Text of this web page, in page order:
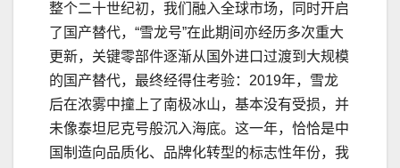
整个二十世纪初，我们融入全球市场，同时开启
了国产替代，“雪龙号”在此期间亦经历多次重大
更新，关键零部件逐渐从国外进口过渡到大规模
的国产替代，最终经得住考验：2019年，雪龙
后在浓雾中撞上了南极冰山，基本没有受损，并
未像泰坦尼克号般沉入海底。这一年，恰恰是中
国制造向品质化、品牌化转型的标志性年份，我